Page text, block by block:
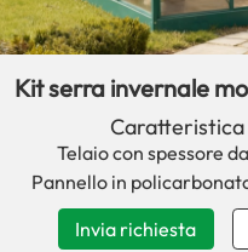
Kit serra invernale
uso
Telaio con spessore
Pannello in
Invia richiesta